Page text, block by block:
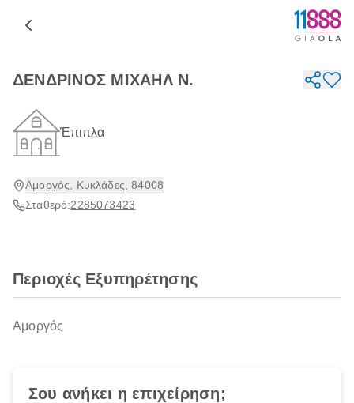
ΔΕΝΔΡΙΝΟΣ ΜΙΧΑΗΛ Ν.
Έπιπλα
Αμοργός, Κυκλάδες, 84008
Σταθερό:2285073423
Περιοχές Εξυπηρέτησης
Αμοργός
Σου ανήκει η επιχείρηση;